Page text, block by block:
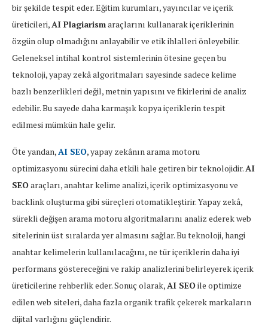
bir şekilde tespit eder. Eğitim kurumları, yayıncılar ve içerik
üreticileri, AI Plagiarismaraçlarını kullanarak içeriklerinin
özgün olup olmadığını anlayabilir ve etik ihlalleri önleyebilir.
Geleneksel intihal kontrol sistemlerinin ötesine geçen bu
teknoloji, yapay zekâ algoritmaları sayesinde sadece kelime
bazlı benzerlikleri değil, metnin yapısını ve fikirlerini de analiz
edebilir. Bu sayede daha karmaşık kopya içeriklerin tespit
edilmesi mümkün hale gelir.
Öte yandan, AI SEO, yapay zekânın arama motoru
optimizasyonu sürecini daha etkili hale getiren bir teknolojidir. AI
SEOaraçları, anahtar kelime analizi, içerik optimizasyonu ve
backlink oluşturma gibi süreçleri otomatikleştirir. Yapay zekâ,
sürekli değişen arama motoru algoritmalarını analiz ederek web
sitelerinin üst sıralarda yer almasını sağlar. Bu teknoloji, hangi
anahtar kelimelerin kullanılacağını, ne tür içeriklerin daha iyi
performans göstereceğini ve rakip analizlerini belirleyerek içerik
üreticilerine rehberlik eder. Sonuç olarak, AI SEOile optimize
edilen web siteleri, daha fazla organik trafik çekerek markaların
dijital varlığını güçlendirir.